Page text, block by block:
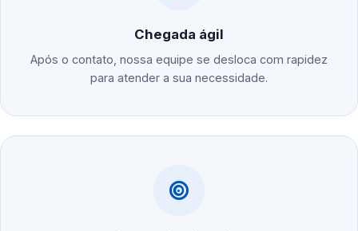
Chegada ágil
Após o contato, nossa equipe se desloca com rapidez
para atender a sua necessidade.